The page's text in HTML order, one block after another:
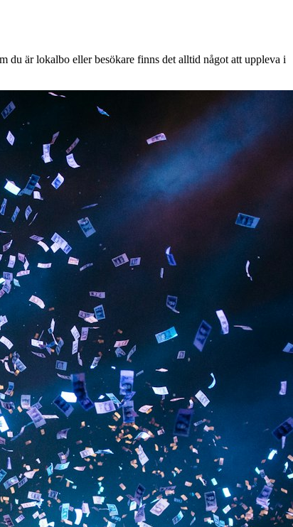
du är lokalbo eller besökare finns det alltid något att uppleva i